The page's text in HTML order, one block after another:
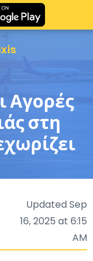
Αγορές
στη
Updated Sep
16, 2025 at 6:15
AM